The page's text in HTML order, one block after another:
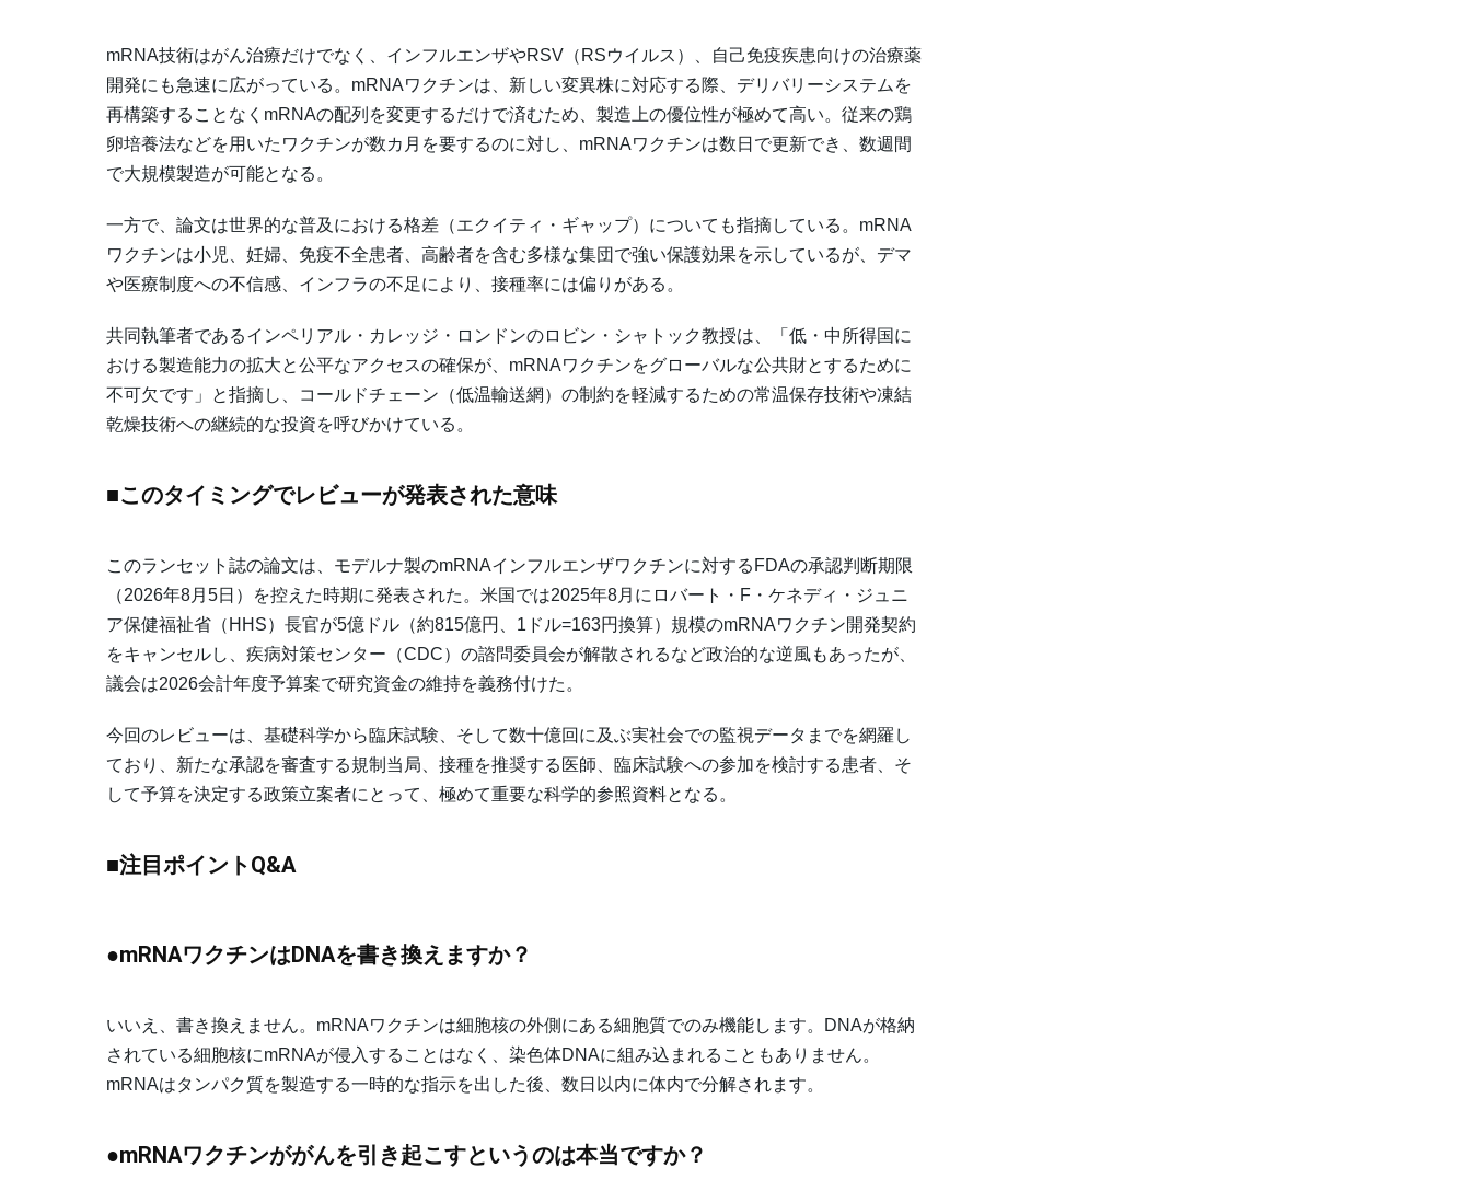
mRNA技術はがん治療だけでなく、インフルエンザやRSV（RSウイルス）、自己免疫疾患向けの治療薬
開発にも急速に広がっている。mRNAワクチンは、新しい変異株に対応する際、デリバリーシステムを
再構築することなくmRNAの配列を変更するだけで済むため、製造上の優位性が極めて高い。従来の鶏
卵培養法などを用いたワクチンが数カ月を要するのに対し、mRNAワクチンは数日で更新でき、数週間
で大規模製造が可能となる。
一方で、論文は世界的な普及における格差（エクイティ・ギャップ）についても指摘している。mRNA
ワクチンは小児、妊婦、免疫不全患者、高齢者を含む多様な集団で強い保護効果を示しているが、デマ
や医療制度への不信感、インフラの不足により、接種率には偏りがある。
共同執筆者であるインペリアル・カレッジ・ロンドンのロビン・シャトック教授は、「低・中所得国に
おける製造能力の拡大と公平なアクセスの確保が、mRNAワクチンをグローバルな公共財とするために
不可欠です」と指摘し、コールドチェーン（低温輸送網）の制約を軽減するための常温保存技術や凍結
乾燥技術への継続的な投資を呼びかけている。
■このタイミングでレビューが発表された意味
このランセット誌の論文は、モデルナ製のmRNAインフルエンザワクチンに対するFDAの承認判断期限
（2026年8月5日）を控えた時期に発表された。米国では2025年8月にロバート・F・ケネディ・ジュニ
ア保健福祉省（HHS）長官が5億ドル（約815億円、1ドル=163円換算）規模のmRNAワクチン開発契約
をキャンセルし、疾病対策センター（CDC）の諮問委員会が解散されるなど政治的な逆風もあったが、
議会は2026会計年度予算案で研究資金の維持を義務付けた。
今回のレビューは、基礎科学から臨床試験、そして数十億回に及ぶ実社会での監視データまでを網羅し
ており、新たな承認を審査する規制当局、接種を推奨する医師、臨床試験への参加を検討する患者、そ
して予算を決定する政策立案者にとって、極めて重要な科学的参照資料となる。
■注目ポイントQ&A
●mRNAワクチンはDNAを書き換えますか？
いいえ、書き換えません。mRNAワクチンは細胞核の外側にある細胞質でのみ機能します。DNAが格納
されている細胞核にmRNAが侵入することはなく、染色体DNAに組み込まれることもありません。
mRNAはタンパク質を製造する一時的な指示を出した後、数日以内に体内で分解されます。
●mRNAワクチンががんを引き起こすというのは本当ですか？